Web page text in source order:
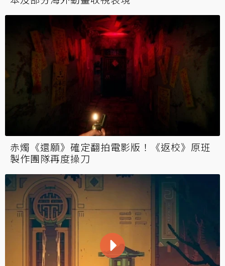
赤燭《還願》確定翻拍電影版！《返校》原班
製作團隊再度操刀